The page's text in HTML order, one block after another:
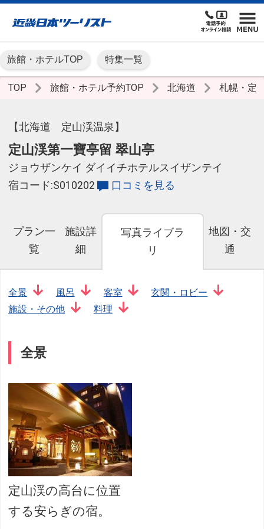
旅館・ホテルTOP 特集一覧
TOP 旅館・ホテル予約TOP 北海道 札幌・定
【北海道 定山渓温泉】
定山渓第一寶亭留 翠山亭
ジョウザンケイ ダイイチホテルスイザンテイ
宿コード:S010202
口コミを見る
プラン一
覧
施設詳
細
写真ライブラ
リ
地図・交
通
全景 風呂 客室
玄関・ロビー
施設・その他
料理
全景
定山渓の高台に位置
する安らぎの宿。